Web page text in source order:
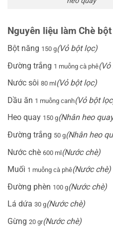
Nguyên liệu làm Chè
Bột năng 150 g(Vỏ bột lọc)
Đường trắng 1 muỗng cà phê
Nước sôi 80 ml (Vỏ bột lọc)
Dầu ăn 1 muỗng canh(Vỏ bột
Heo quay 150 g(Nhân heo
Đường trắng 50 g(Nhân heo
Nước chè 600 ml(Nước chè)
Muối 1 muỗng cà phê(Nước chè)
Đường phèn 100 g(Nước chè)
Lá dứa 30 g(Nước chè)
Gừng 20 gr(Nước chè)